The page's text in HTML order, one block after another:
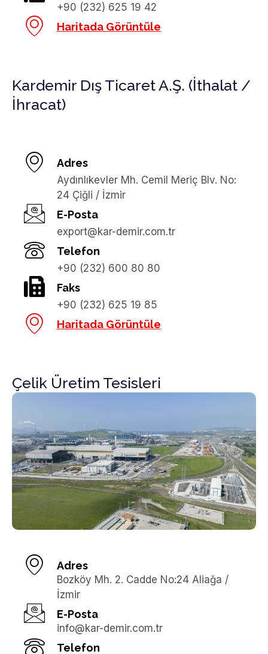
+90 (232) 625 19 42
Haritada Görüntüle
Kardemir Dış Ticaret A.Ş. (İthalat /
İhracat)
Adres
Aydınlıkevler Mh. Cemil Meriç Blv. No:
24 Çiğli / İzmir
E-Posta
export@kar-demir.com.tr
Telefon
+90 (232) 600 80 80
Faks
+90 (232) 625 19 85
Haritada Görüntüle
Çelik Üretim Tesisleri
Adres
Bozköy Mh. 2. Cadde No:24 Aliağa /
İzmir
E-Posta
info@kar-demir.com.tr
Telefon